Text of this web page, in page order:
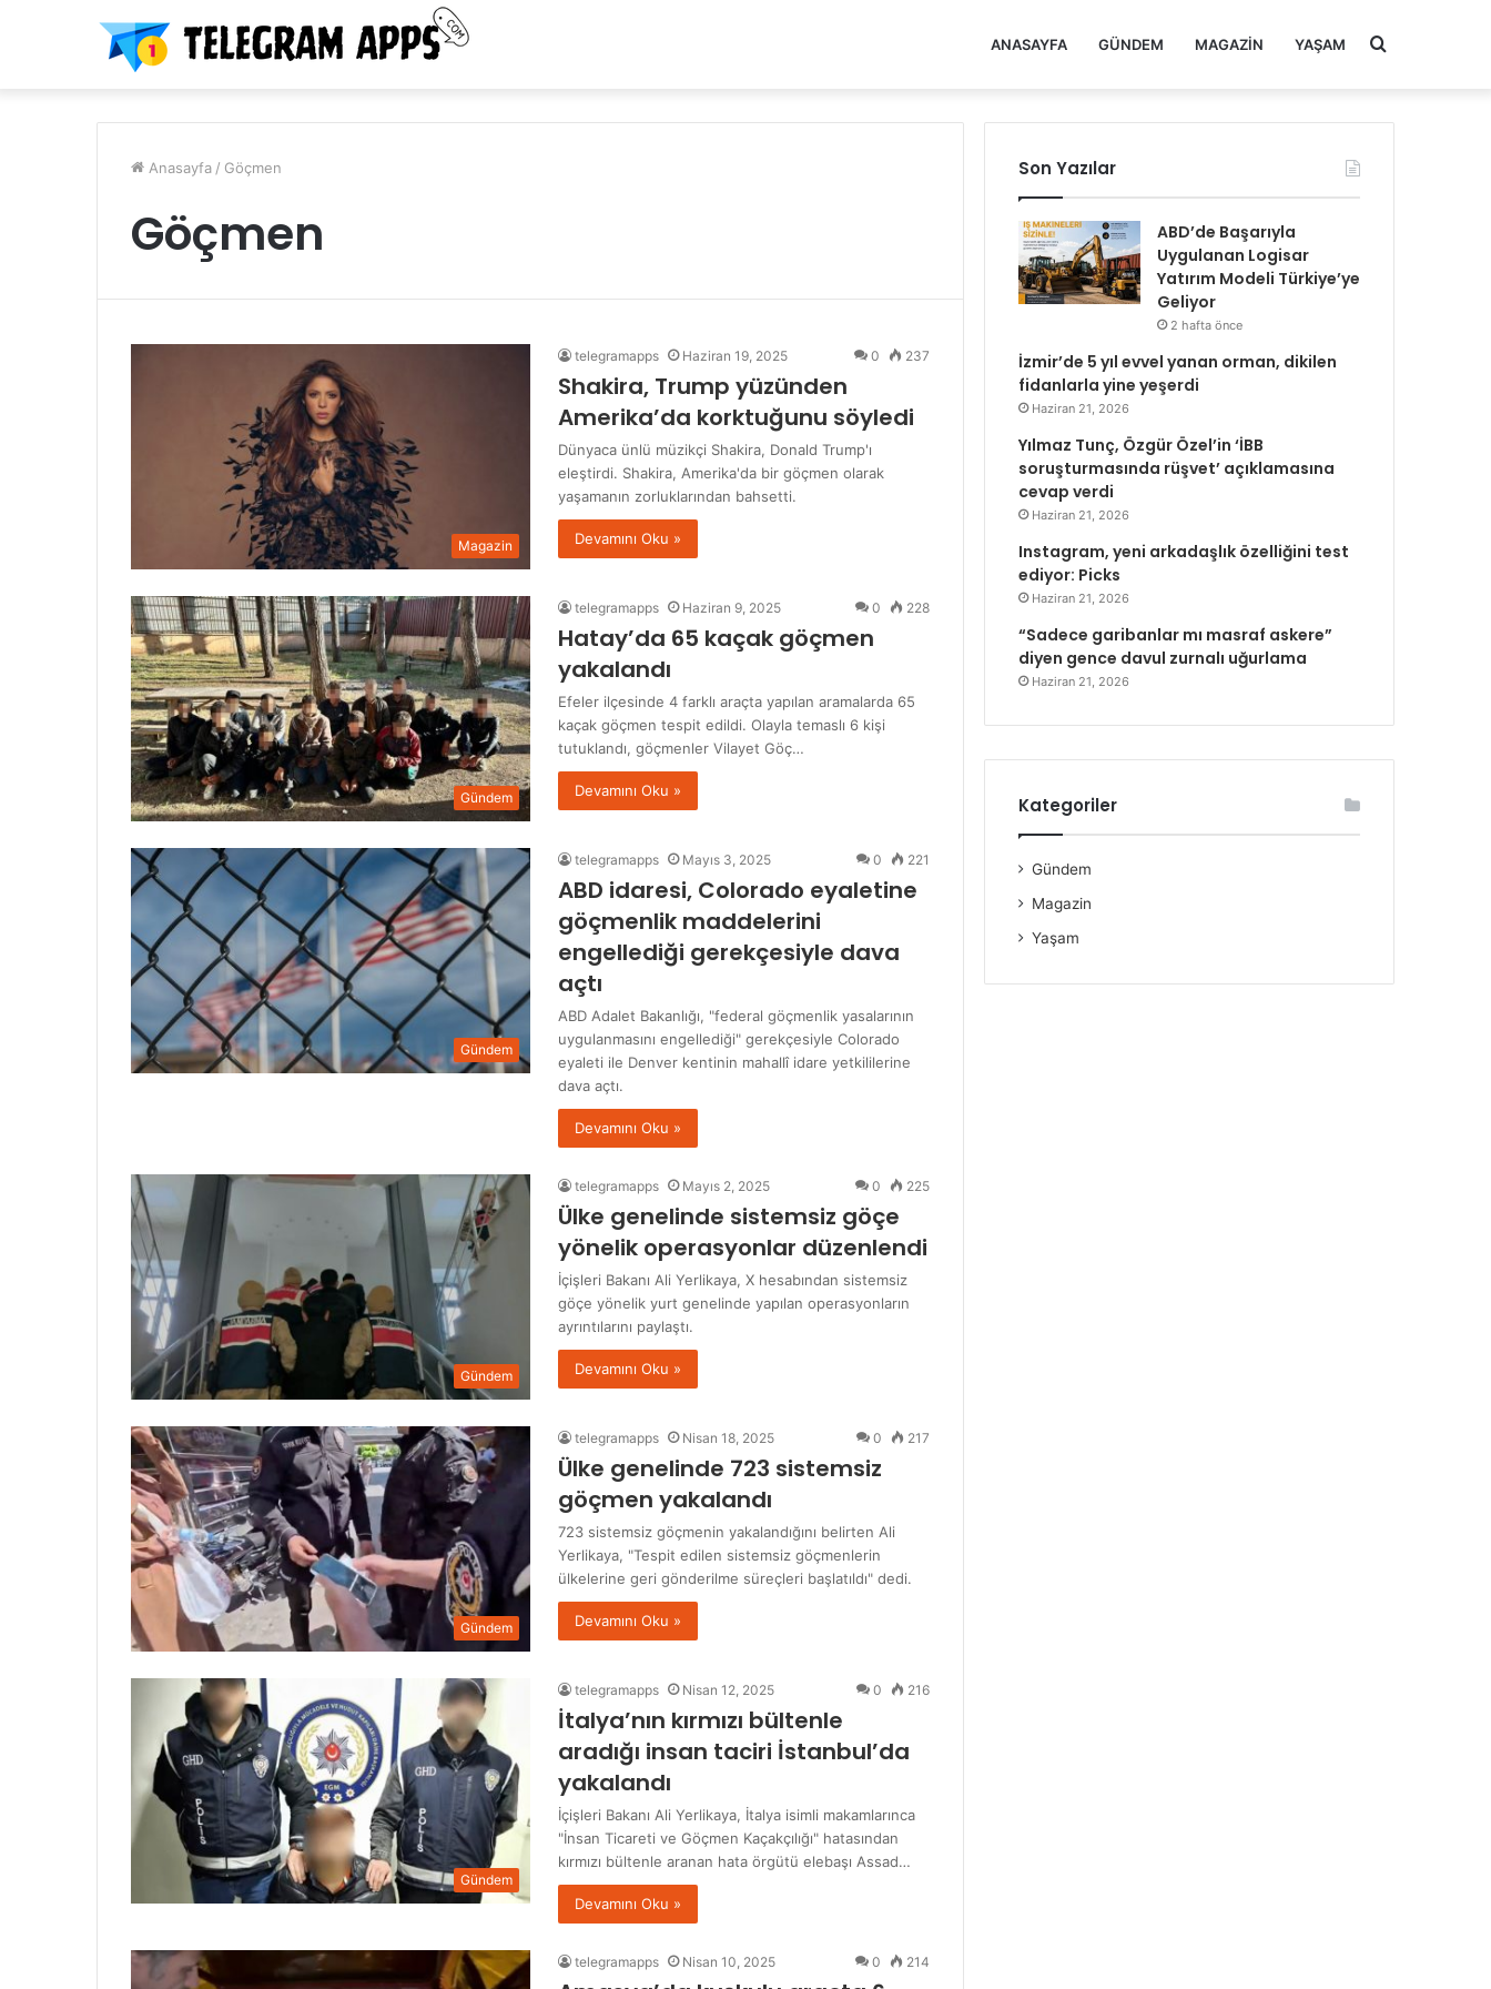
ANASAYFA GÜNDEM MAGAZIN YAŞAM Arama
Anasayfa / Göçmen
Göçmen
Magazin
telegramapps Haziran 19, 2025 0 237
Shakira, Trump yüzünden
Amerika’da korktuğunu söyledi
Dünyaca ünlü müzikçi Shakira, Donald Trump'ı
eleştirdi. Shakira, Amerika'da bir göçmen olarak
yaşamanın zorluklarından bahsetti.
Devamını Oku »
Gündem
telegramapps Haziran 9, 2025 0 228
Hatay’da 65 kaçak göçmen
yakalandı
Efeler ilçesinde 4 farklı araçta yapılan aramalarda 65
kaçak göçmen tespit edildi. Olayla temaslı 6 kişi
tutuklandı, göçmenler Vilayet Göç…
Devamını Oku »
Gündem
telegramapps Mayıs 3, 2025 0 221
ABD idaresi, Colorado eyaletine
göçmenlik maddelerini
engellediği gerekçesiyle dava
açtı
ABD Adalet Bakanlığı, "federal göçmenlik yasalarının
uygulanmasını engellediği" gerekçesiyle Colorado
eyaleti ile Denver kentinin mahallî idare yetkililerine
dava açtı.
Devamını Oku »
Gündem
telegramapps Mayıs 2, 2025 0 225
Ülke genelinde sistemsiz göçe
yönelik operasyonlar düzenlendi
İçişleri Bakanı Ali Yerlikaya, X hesabından sistemsiz
göçe yönelik yurt genelinde yapılan operasyonların
ayrıntılarını paylaştı.
Devamını Oku »
Gündem
telegramapps Nisan 18, 2025 0 217
Ülke genelinde 723 sistemsiz
göçmen yakalandı
723 sistemsiz göçmenin yakalandığını belirten Ali
Yerlikaya, "Tespit edilen sistemsiz göçmenlerin
ülkelerine geri gönderilme süreçleri başlatıldı" dedi.
Devamını Oku »
Gündem
telegramapps Nisan 12, 2025 0 216
İtalya’nın kırmızı bültenle
aradığı insan taciri İstanbul’da
yakalandı
İçişleri Bakanı Ali Yerlikaya, İtalya isimli makamlarınca
"İnsan Ticareti ve Göçmen Kaçakçılığı" hatasından
kırmızı bültenle aranan hata örgütü elebaşı Assad…
Devamını Oku »
telegramapps Nisan 10, 2025 0 214
Son Yazılar
ABD’de Başarıyla
Uygulanan Logisar
Yatırım Modeli Türkiye’ye
Geliyor
2 hafta önce
İzmir’de 5 yıl evvel yanan orman, dikilen
fidanlarla yine yeşerdi
Haziran 21, 2026
Yılmaz Tunç, Özgür Özel’in ‘İBB
soruşturmasında rüşvet’ açıklamasına
cevap verdi
Haziran 21, 2026
Instagram, yeni arkadaşlık özelliğini test
ediyor: Picks
Haziran 21, 2026
“Sadece garibanlar mı masraf askere”
diyen gence davul zurnalı uğurlama
Haziran 21, 2026
Kategoriler
Gündem
Magazin
Yaşam